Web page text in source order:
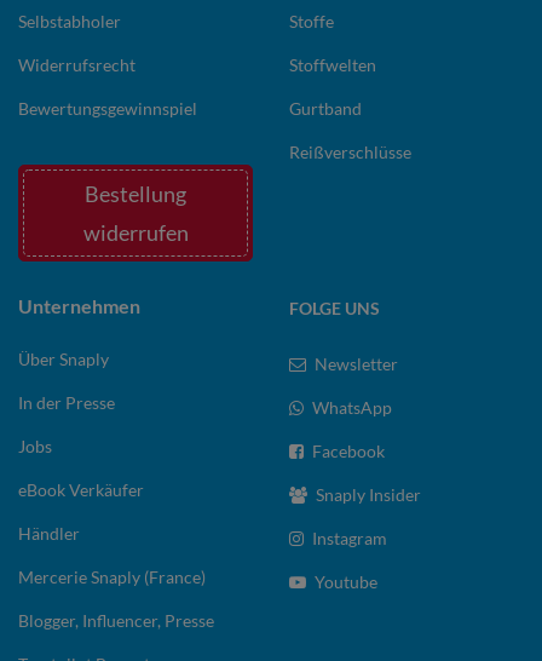
Selbstabholer
Widerrufsrecht
Bewertungsgewinnspiel
Bestellung
widerrufen
Stoffe
Stoffwelten
Gurtband
Reißverschlüsse
Unternehmen
Über Snaply
In der Presse
Jobs
eBook Verkäufer
Händler
Mercerie Snaply (France)
Blogger, Influencer, Presse
FOLGE UNS
Newsletter
WhatsApp
Facebook
Snaply Insider
Instagram
Youtube